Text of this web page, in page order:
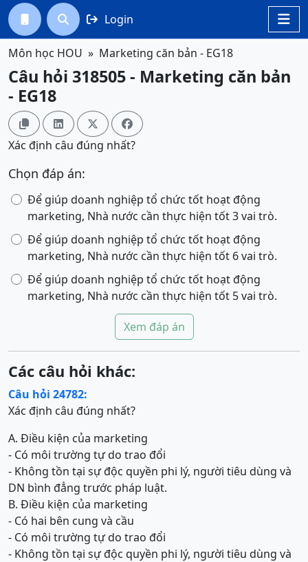

  Login
Môn học HOU Marketing căn bản - EG18
Câu hỏi 318505 - Marketing căn bản
- EG18
   
Xác định câu đúng nhất?
Chọn đáp án:
Để giúp doanh nghiệp tổ chức tốt hoạt động
marketing, Nhà nước cần thực hiện tốt 3 vai trò.
Để giúp doanh nghiệp tổ chức tốt hoạt động
marketing, Nhà nước cần thực hiện tốt 6 vai trò.
Để giúp doanh nghiệp tổ chức tốt hoạt động
marketing, Nhà nước cần thực hiện tốt 5 vai trò.
Xem đáp án
Các câu hỏi khác:
Câu hỏi 24782:
Xác định câu đúng nhất?
A. Điều kiện của marketing
- Có môi trường tự do trao đổi
- Không tồn tại sự độc quyền phi lý, người tiêu dùng và
DN bình đẳng trước pháp luật.
B. Điều kiện của marketing
- Có hai bên cung và cầu
- Có môi trường tự do trao đổi
- Không tồn tại sự độc quyền phi lý, người tiêu dùng và